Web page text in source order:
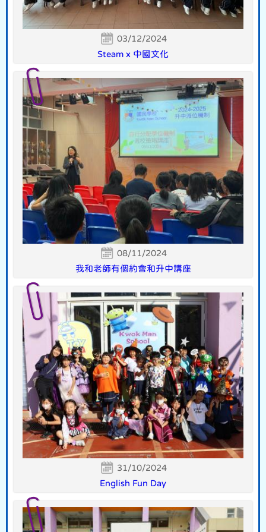
03/12/2024
Steam x 中國文化
08/11/2024
我和老師有個約會和升中講座
31/10/2024
English Fun Day